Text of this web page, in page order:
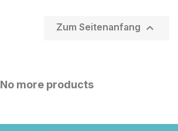
Zum Seitenanfang 
No more products